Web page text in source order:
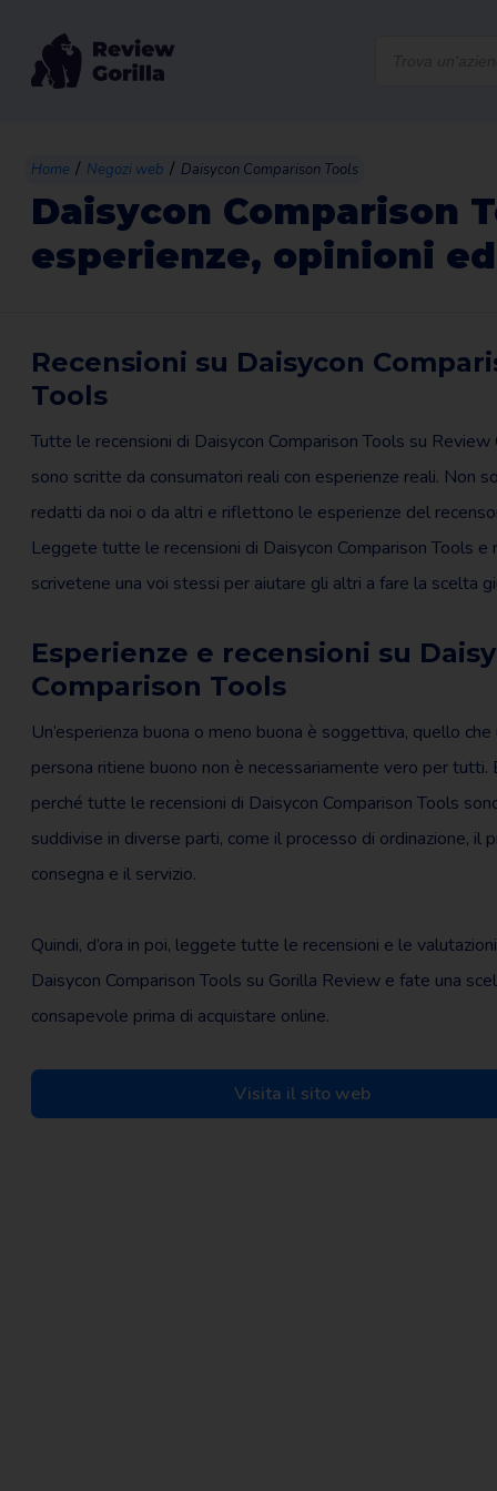
Home / Negozi web / Daisycon Comparison Tools
Daisycon Comparison
esperienze, opinioni
Recensioni su Daisycon
Tools
Tutte le recensioni di Daisycon Comparison Tools su Review
sono scritte da consumatori reali con esperienze reali. Non
redatti da noi o da altri e riflettono le esperienze del
Leggete tutte le recensioni di Daisycon Comparison Tools e
scrivetene una voi stessi per aiutare gli altri a fare la scelta
Esperienze e recensioni su
Comparison Tools
Un’esperienza buona o meno buona è soggettiva, quello che
persona ritiene buono non è necessariamente vero per tutti.
perché tutte le recensioni di Daisycon Comparison Tools
suddivise in diverse parti, come il processo di ordinazione, il
consegna e il servizio.
Quindi, d’ora in poi, leggete tutte le recensioni e le
Daisycon Comparison Tools su Gorilla Review e fate una
consapevole prima di acquistare online.
Visita il sito web